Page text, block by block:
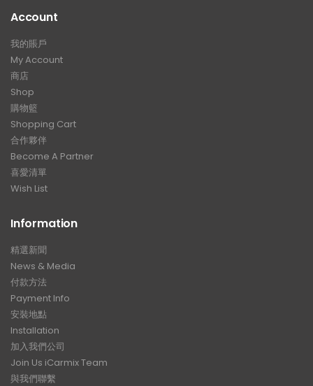
Account
我的賬戶
My Account
商店
Shop
購物籃
Shopping Cart
合作夥伴
Become A Partner
喜愛清單
Wish List
Information
精選新聞
News & Media
付款方法
Payment Info
安裝地點
Installation
加入我們公司
Join Us iCarmix Team
與我們聯繫